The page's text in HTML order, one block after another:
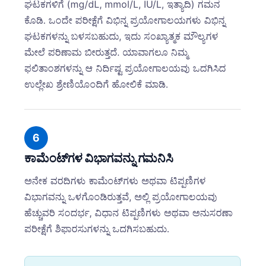
ಘಟಕಗಳಿಗೆ (mg/dL, mmol/L, IU/L, ಇತ್ಯಾದಿ) ಗಮನ
ಕೊಡಿ. ಒಂದೇ ಪರೀಕ್ಷೆಗೆ ವಿಭಿನ್ನ ಪ್ರಯೋಗಾಲಯಗಳು ವಿಭಿನ್ನ
ಘಟಕಗಳನ್ನು ಬಳಸಬಹುದು, ಇದು ಸಂಖ್ಯಾತ್ಮಕ ಮೌಲ್ಯಗಳ
ಮೇಲೆ ಪರಿಣಾಮ ಬೀರುತ್ತದೆ. ಯಾವಾಗಲೂ ನಿಮ್ಮ
ಫಲಿತಾಂಶಗಳನ್ನು ಆ ನಿರ್ದಿಷ್ಟ ಪ್ರಯೋಗಾಲಯವು ಒದಗಿಸಿದ
ಉಲ್ಲೇಖ ಶ್ರೇಣಿಯೊಂದಿಗೆ ಹೋಲಿಕೆ ಮಾಡಿ.
6
ಕಾಮೆಂಟ್‌ಗಳ ವಿಭಾಗವನ್ನು ಗಮನಿಸಿ
ಅನೇಕ ವರದಿಗಳು ಕಾಮೆಂಟ್‌ಗಳು ಅಥವಾ ಟಿಪ್ಪಣಿಗಳ
ವಿಭಾಗವನ್ನು ಒಳಗೊಂಡಿರುತ್ತವೆ, ಅಲ್ಲಿ ಪ್ರಯೋಗಾಲಯವು
ಹೆಚ್ಚುವರಿ ಸಂದರ್ಭ, ವಿಧಾನ ಟಿಪ್ಪಣಿಗಳು ಅಥವಾ ಅನುಸರಣಾ
ಪರೀಕ್ಷೆಗೆ ಶಿಫಾರಸುಗಳನ್ನು ಒದಗಿಸಬಹುದು.